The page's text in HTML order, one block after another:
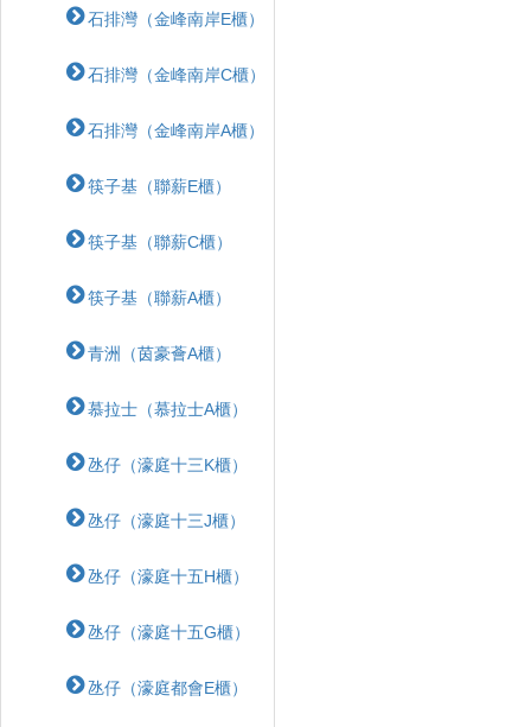
石排灣（金峰南岸E櫃）
石排灣（金峰南岸C櫃）
石排灣（金峰南岸A櫃）
筷子基（聯薪E櫃）
筷子基（聯薪C櫃）
筷子基（聯薪A櫃）
青洲（茵豪薈A櫃）
慕拉士（慕拉士A櫃）
氹仔（濠庭十三K櫃）
氹仔（濠庭十三J櫃）
氹仔（濠庭十五H櫃）
氹仔（濠庭十五G櫃）
氹仔（濠庭都會E櫃）